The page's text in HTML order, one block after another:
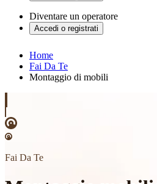
Diventare un operatore
Accedi o registrati
Home
Fai Da Te
Montaggio di mobili
Fai Da Te